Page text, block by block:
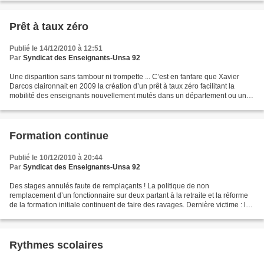
Prêt à taux zéro
Publié le 14/12/2010 à 12:51
Par Syndicat des Enseignants-Unsa 92
Une disparition sans tambour ni trompette ... C’est en fanfare que Xavier
Darcos claironnait en 2009 la création d’un prêt à taux zéro facilitant la
mobilité des enseignants nouvellement mutés dans un département ou une
Formation continue
Publié le 10/12/2010 à 20:44
Par Syndicat des Enseignants-Unsa 92
Des stages annulés faute de remplaçants ! La politique de non
remplacement d’un fonctionnaire sur deux partant à la retraite et la réforme
de la formation initiale continuent de faire des ravages. Dernière victime : la
Rythmes scolaires